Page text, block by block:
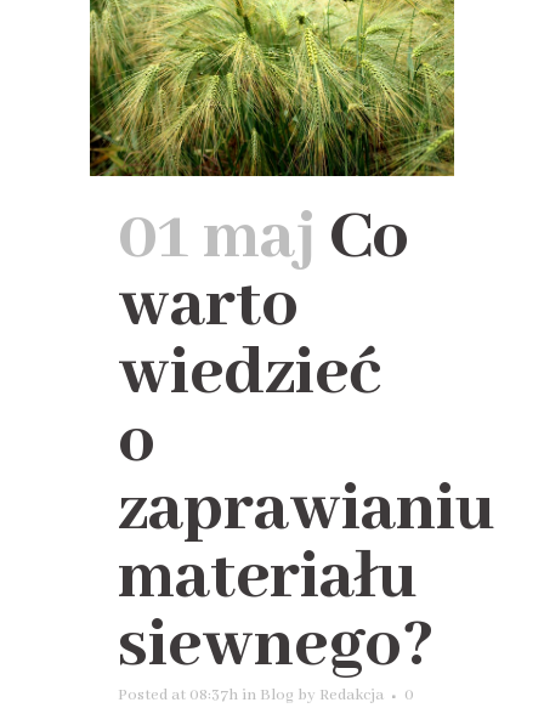
01 maj Co
warto
wiedzieć
o
zaprawianiu
materiału
siewnego?
Posted at 08:37h in Blog by Redakcja
0